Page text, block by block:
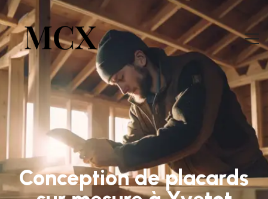
Conception de placards